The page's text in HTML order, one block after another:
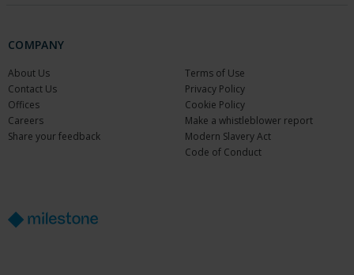
COMPANY
About Us
Contact Us
Offices
Careers
Share your feedback
Terms of Use
Privacy Policy
Cookie Policy
Make a whistleblower report
Modern Slavery Act
Code of Conduct